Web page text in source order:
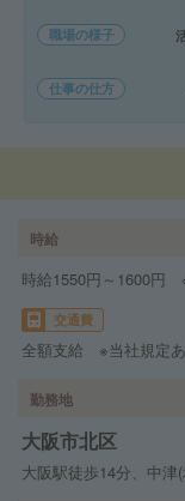
職場の様子
仕事の仕方
時給
時給1550円～1600円
交通費
全額支給 ※当社規定
勤務地
大阪市北区
大阪駅徒歩14分、中